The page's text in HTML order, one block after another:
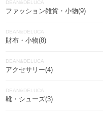
DEAN&DELUCA
ファッション雑貨・小物(9)
DEAN&DELUCA
財布・小物(8)
DEAN&DELUCA
アクセサリー(4)
DEAN&DELUCA
靴・シューズ(3)